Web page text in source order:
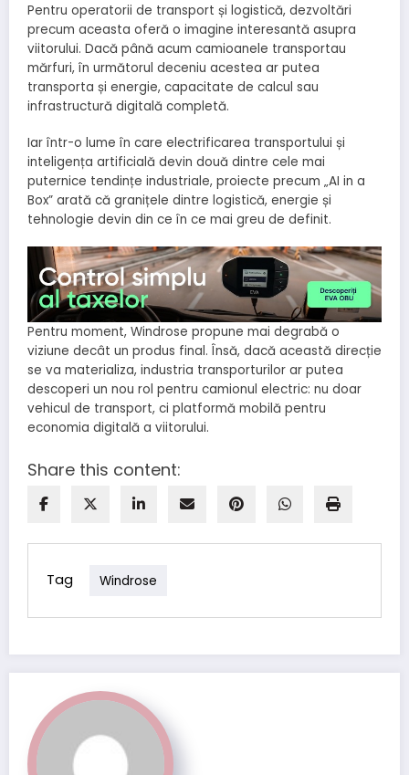
Pentru operatorii de transport și logistică, dezvoltări
precum aceasta oferă o imagine interesantă asupra
viitorului. Dacă până acum camioanele transportau
mărfuri, în următorul deceniu acestea ar putea
transporta și energie, capacitate de calcul sau
infrastructură digitală completă.
Iar într-o lume în care electrificarea transportului și
inteligența artificială devin două dintre cele mai
puternice tendințe industriale, proiecte precum „AI in a
Box” arată că granițele dintre logistică, energie și
tehnologie devin din ce în ce mai greu de definit.
Pentru moment, Windrose propune mai degrabă o
viziune decât un produs final. Însă, dacă această direcție
se va materializa, industria transporturilor ar putea
descoperi un nou rol pentru camionul electric: nu doar
vehicul de transport, ci platformă mobilă pentru
economia digitală a viitorului.
Share this content:
Tag Windrose